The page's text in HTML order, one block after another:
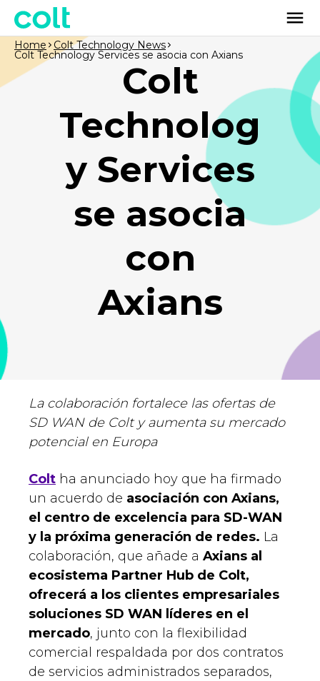
Colt
Technolog
y Services
se asocia
con
Axians
Home Colt Technology News
Colt Technology Services se asocia con Axians
La colaboración fortalece las ofertas de
SD WAN de Colt y aumenta su mercado
potencial en Europa
Colt ha anunciado hoy que ha firmado
un acuerdo de asociación con Axians,
el centro de excelencia para SD-WAN
y la próxima generación de redes. La
colaboración, que añade a Axians al
ecosistema Partner Hub de Colt,
ofrecerá a los clientes empresariales
soluciones SD WAN líderes en el
mercado, junto con la flexibilidad
comercial respaldada por dos contratos
de servicios administrados separados,